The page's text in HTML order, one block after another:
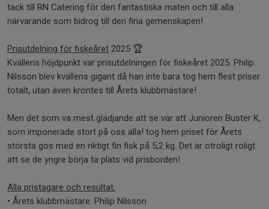
tack till RN Catering för den fantastiska maten och till alla
närvarande som bidrog till den fina gemenskapen!
Prisutdelning för fiskeåret 2025 🏆
Kvällens höjdpunkt var prisutdelningen för fiskeåret 2025. Philip
Nilsson blev kvällens gigant då han inte bara tog hem flest priser
totalt, utan även kröntes till Årets klubbmästare!
Men det som va mest glädjande att se var att Junioren Buster K,
som imponerade stort på oss alla! tog hem priset för Årets
största gös med en riktigt fin fisk på 5,2 kg. Det är otroligt roligt
att se de yngre börja ta plats vid prisborden!
Alla pristagare och resultat:
• Årets klubbmästare: Philip Nilsson